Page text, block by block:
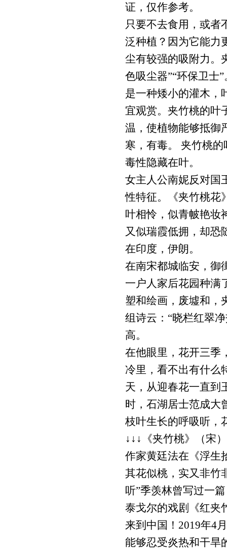
证，仅作参考。
只要不去食用，或者
泛种植？因为它能力
尘有较强的吸附力。
色吸尘器”“环保卫士
是一种矮小的灌木，
宜观赏。夹竹桃的叶
温，使植物能够抵御
寒，有毒。 夹竹桃
毒性隐藏在叶。
女主人公南妮反对国
性特征。《夹竹桃花
叶相怜，似青帔艳妆
又似瑞霞低拥，却恐
在印度，伊朗。
在南宋都城临安，御
一户人家后花园种满
塑和绘画，废墟和，
组诗云：“晓栏红翠
高。
在他眼里，花开三季
冷里，看不出有什么
天，从迎春花一直到
时，石湖居士范成大
枝叶生长的呼吸听，
↓↓↓《夹竹桃》（宋
作家黄廷法在《浮生
其花似桃，实又非竹
听”季羡林曾写过一
泰戈尔的戏剧《红夹
来到中国！2019年4
能够忍受炎热和干旱